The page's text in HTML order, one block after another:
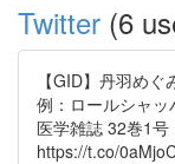
Twitter (6
【GID】丹羽め
例：ロールシャ
医学雑誌 32巻1
https://t.co/